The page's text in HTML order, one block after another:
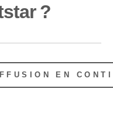
?
EN